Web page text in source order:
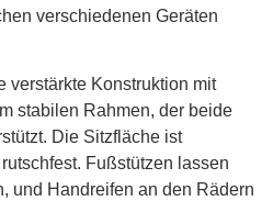
verschiedenen Geräten
verstärkte Konstruktion mit
stabilen Rahmen, der beide
Die Sitzfläche ist
Fußstützen lassen
und Handreifen an den Rädern